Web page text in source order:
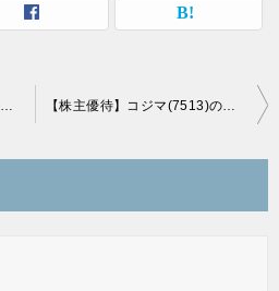
【株主優待】平和堂(8276)の優待到着！500円相当のデジタルギフト券！ 【株主優待】コジマ(7513)の優待到着！2,000円 （1,000円券×2枚）の株主優待券！